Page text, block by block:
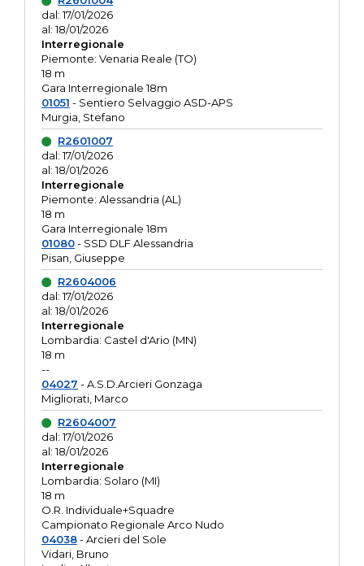
dal: 17/01/2026
al: 18/01/2026
Interregionale
Piemonte: Venaria Reale (TO)
18 m
Gara Interregionale 18m
01051 - Sentiero Selvaggio ASD-APS
Murgia, Stefano
R2601007
dal: 17/01/2026
al: 18/01/2026
Interregionale
Piemonte: Alessandria (AL)
18 m
Gara Interregionale 18m
01080- SSD DLF Alessandria
Pisan, Giuseppe
R2604006
dal: 17/01/2026
al: 18/01/2026
Interregionale
Lombardia: Castel d'Ario (MN)
18 m
--
04027 - A.S.D.Arcieri Gonzaga
Migliorati, Marco
R2604007
dal: 17/01/2026
al: 18/01/2026
Interregionale
Lombardia: Solaro (MI)
18 m
O.R. Individuale+Squadre
Campionato Regionale Arco Nudo
04038- Arcieri del Sole
Vidari, Bruno